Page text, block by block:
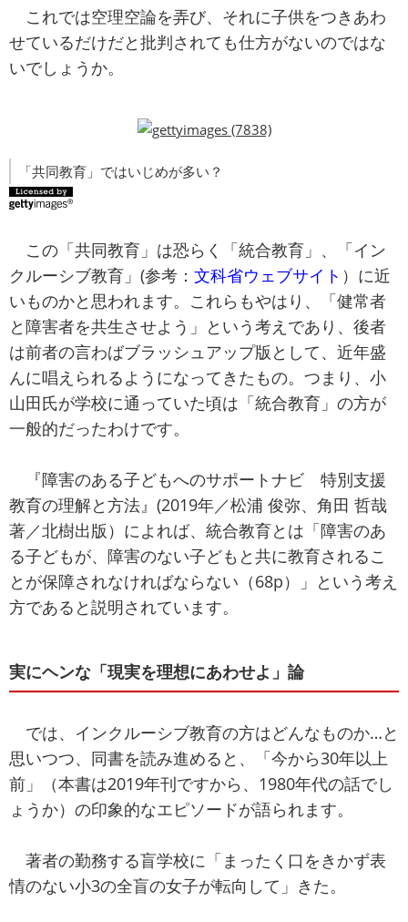
これでは空理空論を弄び、それに子供をつきあわ
せているだけだと批判されても仕方がないのではな
いでしょうか。
「共同教育」ではいじめが多い？
この「共同教育」は恐らく「統合教育」、「イン
クルーシブ教育」(参考： 文科省ウェブサイト ）に近
いものかと思われます。これらもやはり、「健常者
と障害者を共生させよう」という考えであり、後者
は前者の言わばブラッシュアップ版として、近年盛
んに唱えられるようになってきたもの。つまり、小
山田氏が学校に通っていた頃は「統合教育」の方が
一般的だったわけです。
『障害のある子どもへのサポートナビ 特別支援
教育の理解と方法』(2019年／松浦 俊弥、角田 哲哉
著／北樹出版）によれば、統合教育とは「障害のあ
る子どもが、障害のない子どもと共に教育されるこ
とが保障されなければならない（68p）」という考え
方であると説明されています。
実にヘンな「現実を理想にあわせよ」論
では、インクルーシブ教育の方はどんなものか…と
思いつつ、同書を読み進めると、「今から30年以上
前」（本書は2019年刊ですから、1980年代の話でし
ょうか）の印象的なエピソードが語られます。
著者の勤務する盲学校に「まったく口をきかず表
情のない小3の全盲の女子が転向して」きた。